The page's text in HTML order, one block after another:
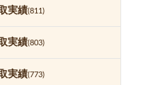
実績(811)
実績(803)
実績(773)